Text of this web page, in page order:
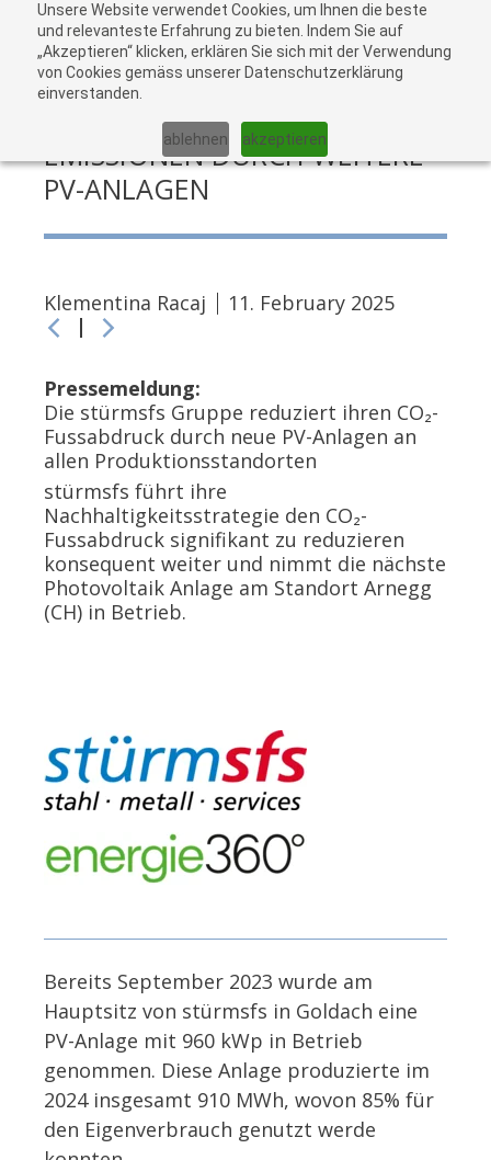
Unsere Website verwendet Cookies, um Ihnen die beste
und relevanteste Erfahrung zu bieten. Indem Sie auf
„Akzeptieren“ klicken, erklären Sie sich mit der Verwendung
von Cookies gemäss unserer Datenschutzerklärung
einverstanden.
ablehnen akzeptieren
REDUKTION VON CO₂-
EMISSIONEN DURCH WEITERE
PV-ANLAGEN
Klementina Racaj 11. February 2025
Pressemeldung:
Die stürmsfs Gruppe reduziert ihren CO₂-
Fussabdruck durch neue PV-Anlagen an
allen Produktionsstandorten
stürmsfs führt ihre
Nachhaltigkeitsstrategie den CO₂-
Fussabdruck signifikant zu reduzieren
konsequent weiter und nimmt die nächste
Photovoltaik Anlage am Standort Arnegg
(CH) in Betrieb.
Bereits September 2023 wurde am
Hauptsitz von stürmsfs in Goldach eine
PV-Anlage mit 960 kWp in Betrieb
genommen. Diese Anlage produzierte im
2024 insgesamt 910 MWh, wovon 85% für
den Eigenverbrauch genutzt werde